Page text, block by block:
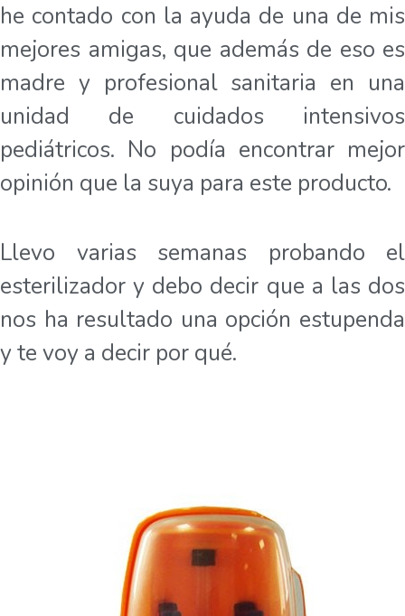
he contado con la ayuda de una de mis
mejores amigas, que además de eso es
madre y profesional sanitaria en una
unidad de cuidados intensivos
pediátricos. No podía encontrar mejor
opinión que la suya para este producto.
Llevo varias semanas probando el
esterilizador y debo decir que a las dos
nos ha resultado una opción estupenda
y te voy a decir por qué.